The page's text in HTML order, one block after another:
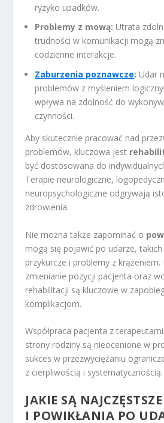
ryzyko upadków.
Problemy z mową: Utrata
trudności w komunikacji mogą
codzienne interakcje.
Zaburzenia poznawcze: Udar
problemów z myśleniem
wpływa na zdolność do
czynności.
Aby skutecznie pracować nad
problemów, kluczowa jest
być dostosowana do
Terapie neurologiczne,
neuropsychologiczne odgrywają
zdrowienia.
Nie można także zapominać o
mogą się pojawić po udarze,
przykurcze i problemy z krążeniem.
zmienianie pozycji pacjenta oraz
rehabilitacji są kluczowe w
komplikacjom.
Współpraca pacjenta z
strony rodziny są nieocenione w
sukces w przezwyciężaniu
z cierpliwością i systematycznością.
JAKIE SĄ
I POWIKŁANIA PO